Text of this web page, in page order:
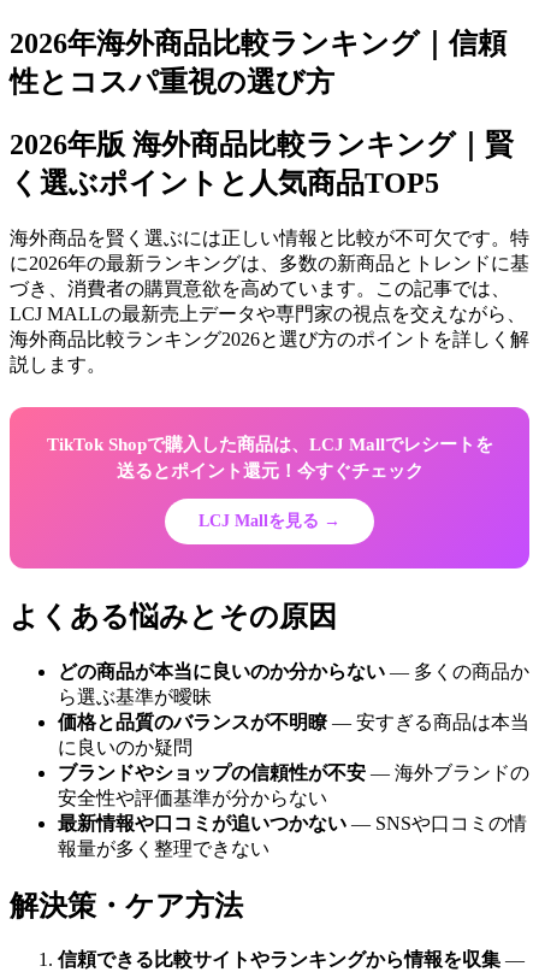
2026年海外商品比較ランキング｜信頼
性とコスパ重視の選び方
2026年版 海外商品比較ランキング｜賢
く選ぶポイントと人気商品TOP5
海外商品を賢く選ぶには正しい情報と比較が不可欠です。特
に2026年の最新ランキングは、多数の新商品とトレンドに基
づき、消費者の購買意欲を高めています。この記事では、
LCJ MALLの最新売上データや専門家の視点を交えながら、
海外商品比較ランキング2026と選び方のポイントを詳しく解
説します。
TikTok Shopで購入した商品は、LCJ Mallでレシートを
送るとポイント還元！今すぐチェック
LCJ Mallを見る →
よくある悩みとその原因
どの商品が本当に良いのか分からない — 多くの商品か
ら選ぶ基準が曖昧
価格と品質のバランスが不明瞭 — 安すぎる商品は本当
に良いのか疑問
ブランドやショップの信頼性が不安 — 海外ブランドの
安全性や評価基準が分からない
最新情報や口コミが追いつかない — SNSや口コミの情
報量が多く整理できない
解決策・ケア方法
信頼できる比較サイトやランキングから情報を収集 —